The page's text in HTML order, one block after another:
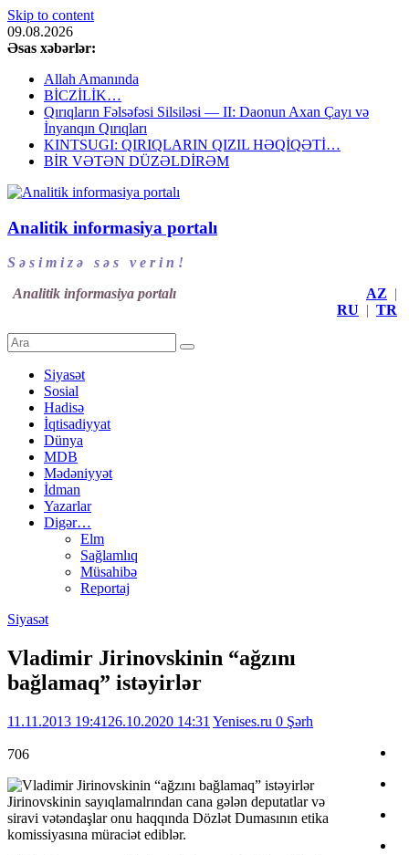
Skip to content
09.08.2026
Əsas xəbərlər:
Allah Amanında
BİCZİLİK…
Qırıqların Fəlsəfəsi Silsiləsi — II: Daonun Axan Çayı və
İnyanqın Qırıqları
KINTSUGI: QIRIQLARIN QIZIL HƏQİQƏTİ…
BİR VƏTƏN DÜZƏLDİRƏM
Analitik informasiya portalı
S ə s i m i z ə s ə s v e r i n !
Analitik informasiya portalı
AZ |
RU | TR
Siyasət
Sosial
Hadisə
İqtisadiyyat
Dünya
MDB
Mədəniyyət
İdman
Yazarlar
Digər…
Elm
Sağlamlıq
Müsahibə
Reportaj
Siyasət
Vladimir Jirinovskinin “ağzını
bağlamaq” istəyirlər
11.11.2013 19:41 26.10.2020 14:31 Yenises.ru 0 Şərh
706
Jirinovskinin sayıqlamalrından cana gələn deputatlar və
siravi vətəndaşlar onu haqqında Dözlət Dumasının etika
komissiyasına müraciət ediblər.